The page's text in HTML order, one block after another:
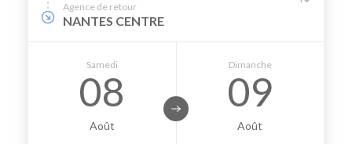
Agence de retour
NANTES CENTRE
Samedi
08
Août
Dimanche
09
Août